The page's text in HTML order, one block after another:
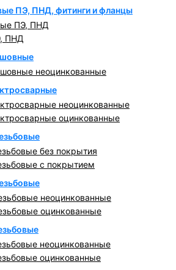
ПЭ, ПНД, фитинги и фланцы
ПЭ, ПНД
ПНД
неоцинкованные
неоцинкованные
оцинкованные
без покрытия
с покрытием
неоцинкованные
оцинкованные
неоцинкованные
оцинкованные